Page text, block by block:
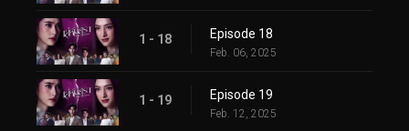
1 - 18 Episode 18
Feb. 06, 2025
1 - 19 Episode 19
Feb. 12, 2025